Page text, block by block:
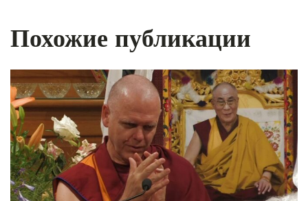
Похожие публикации